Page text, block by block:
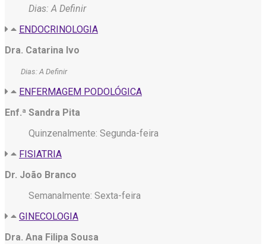
Dias: A Definir
ENDOCRINOLOGIA
Dra. Catarina Ivo
Dias: A Definir
ENFERMAGEM PODOLÓGICA
Enf.ª Sandra Pita
Quinzenalmente: Segunda-feira
FISIATRIA
Dr. João Branco
Semanalmente: Sexta-feira
GINECOLOGIA
Dra. Ana Filipa Sousa